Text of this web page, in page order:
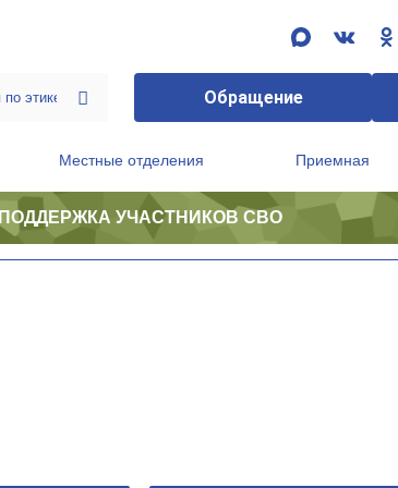
Обращение
Местные отделения Приемная
ПОДДЕРЖКА УЧАСТНИКОВ СВО